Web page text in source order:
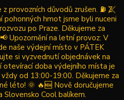
provozních důvodů zrušen. ⛽ Z
pohonných hmot jsme byli nuceni
po Praze. Děkujeme za
Upozornění na letní provoz: V
naše výdejní místo v PÁTEK
si vyzvednutí objednávek na
doba výdejního místa je
od 13:00-19:00. Děkujeme za
léto! 🌞 🔥🆕 Nově doručujeme
Slovensko Cool balíkem.